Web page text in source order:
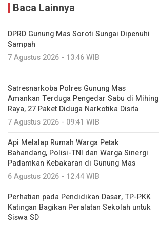
Baca Lainnya
DPRD Gunung Mas Soroti Sungai Dipenuhi
Sampah
7 Agustus 2026 - 13:46 WIB
Satresnarkoba Polres Gunung Mas
Amankan Terduga Pengedar Sabu di Mihing
Raya, 27 Paket Diduga Narkotika Disita
7 Agustus 2026 - 09:41 WIB
Api Melalap Rumah Warga Petak
Bahandang, Polisi-TNI dan Warga Sinergi
Padamkan Kebakaran di Gunung Mas
6 Agustus 2026 - 12:44 WIB
Perhatian pada Pendidikan Dasar, TP-PKK
Katingan Bagikan Peralatan Sekolah untuk
Siswa SD